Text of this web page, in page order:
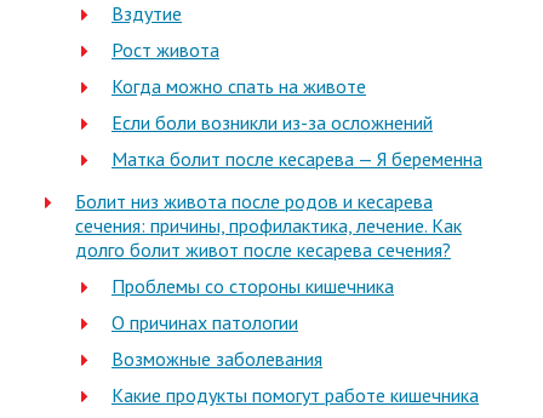
Вздутие
Рост живота
Когда можно спать на животе
Если боли возникли из-за осложнений
Матка болит после кесарева — Я беременна
Болит низ живота после родов и кесарева
сечения: причины, профилактика, лечение. Как
долго болит живот после кесарева сечения?
Проблемы со стороны кишечника
О причинах патологии
Возможные заболевания
Какие продукты помогут работе кишечника